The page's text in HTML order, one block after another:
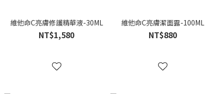
維他命C亮膚修護精華液-30ML
NT$1,580
維他命C亮膚潔面露-100ML
NT$880